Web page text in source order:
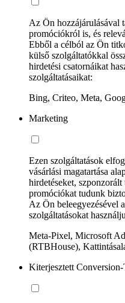
Az Ön hozzájárulásával
promóciókról is, és
Ebből a célból az Ön
külső szolgáltatókkal
hirdetési csatornáikat
szolgáltatásaikat:
Bing, Criteo, Meta,
Marketing
Ezen szolgáltatások
vásárlási magatartása
hirdetéseket,
promóciókat tudunk
Az Ön beleegyezésével
szolgáltatásokat
Meta-Pixel, Microsoft
(RTBHouse),
Kiterjesztett